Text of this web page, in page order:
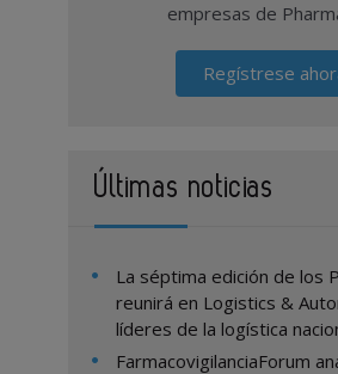
empresas de
Regístrese
Últimas noticias
La séptima edición de los
reunirá en Logistics &
líderes de la logística
FarmacovigilanciaForum